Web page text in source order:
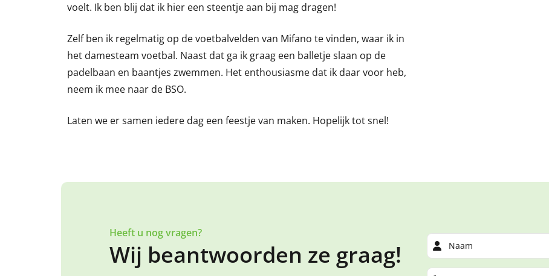
voelt. Ik ben blij dat ik hier een steentje aan bij mag dragen!
Zelf ben ik regelmatig op de voetbalvelden van Mifano te vinden, waar ik in
het damesteam voetbal. Naast dat ga ik graag een balletje slaan op de
padelbaan en baantjes zwemmen. Het enthousiasme dat ik daar voor heb,
neem ik mee naar de BSO.
Laten we er samen iedere dag een feestje van maken. Hopelijk tot snel!
Heeft u nog vragen?
Wij beantwoorden ze graag!